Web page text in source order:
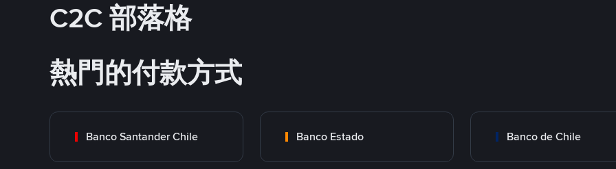
C2C 部落格
熱門的付款方式
Banco Santander Chile Banco Estado Banco de Chile